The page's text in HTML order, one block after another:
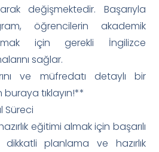
değişmektedir. Başarıyla
öğrencilerin akademik
için gerekli İngilizce
sağlar.
ve müfredatı detaylı bir
tıklayın!**
Süreci
eğitimi almak için başarılı
planlama ve hazırlık